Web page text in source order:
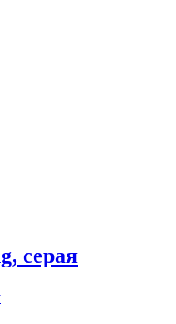
серая